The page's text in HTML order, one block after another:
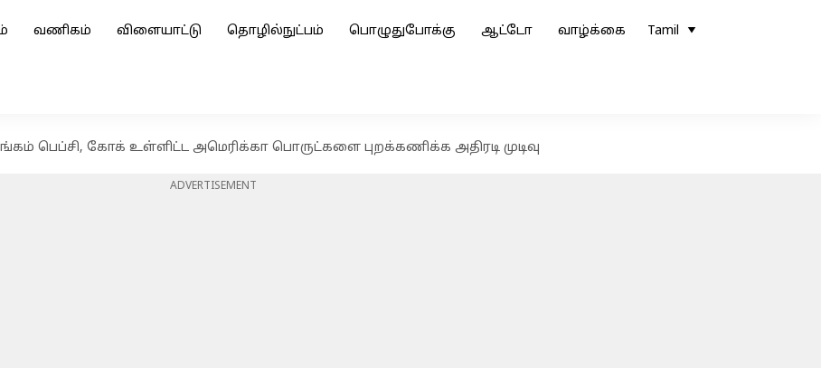
வணிகம் விளையாட்டு தொழில்நுட்பம் பொழுதுபோக்கு ஆட்டோ வாழ்க்கை Tamil
பெப்சி, கோக் உள்ளிட்ட அமெரிக்கா பொருட்களை புறக்கணிக்க அதிரடி முடிவு
ADVERTISEMENT